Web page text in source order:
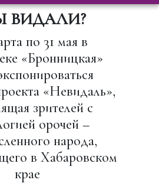
ВИДАЛИ?
по 31 мая в
«Бронницкая»
«Невидаль»,
зрителей с
орочей –
народа,
в Хабаровском
крае